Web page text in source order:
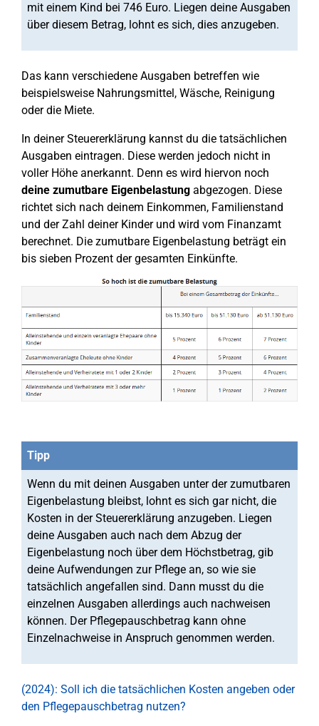
mit einem Kind bei 746 Euro. Liegen deine Ausgaben
über diesem Betrag, lohnt es sich, dies anzugeben.
Das kann verschiedene Ausgaben betreffen wie
beispielsweise Nahrungsmittel, Wäsche, Reinigung
oder die Miete.
In deiner Steuererklärung kannst du die tatsächlichen
Ausgaben eintragen. Diese werden jedoch nicht in
voller Höhe anerkannt. Denn es wird hiervon noch
deine zumutbare Eigenbelastung abgezogen. Diese
richtet sich nach deinem Einkommen, Familienstand
und der Zahl deiner Kinder und wird vom Finanzamt
berechnet. Die zumutbare Eigenbelastung beträgt ein
bis sieben Prozent der gesamten Einkünfte.
Tipp
Wenn du mit deinen Ausgaben unter der zumutbaren
Eigenbelastung bleibst, lohnt es sich gar nicht, die
Kosten in der Steuererklärung anzugeben. Liegen
deine Ausgaben auch nach dem Abzug der
Eigenbelastung noch über dem Höchstbetrag, gib
deine Aufwendungen zur Pflege an, so wie sie
tatsächlich angefallen sind. Dann musst du die
einzelnen Ausgaben allerdings auch nachweisen
können. Der Pflegepauschbetrag kann ohne
Einzelnachweise in Anspruch genommen werden.
(2024): Soll ich die tatsächlichen Kosten angeben oder
den Pflegepauschbetrag nutzen?